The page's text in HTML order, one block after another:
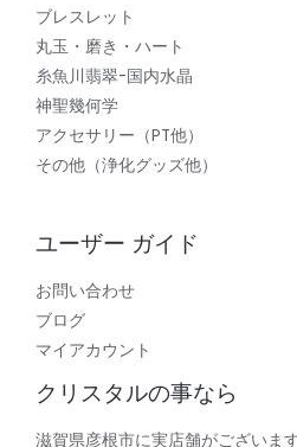
ブレスレット
丸玉・磨き・ハート
糸魚川翡翠-国内水晶
神聖幾何学
アクセサリー（PT他）
その他（浄化グッズ他）
ユーザー ガイド
お問い合わせ
ブログ
マイアカウント
クリスタルの事なら
滋賀県彦根市に実店舗がございま